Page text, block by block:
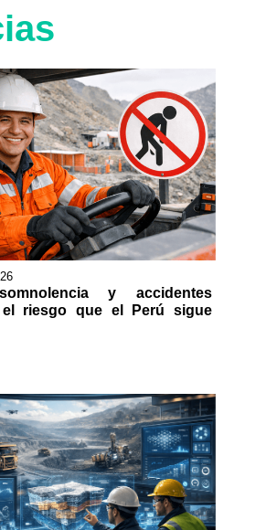
y accidentes
el riesgo que el Perú sigue